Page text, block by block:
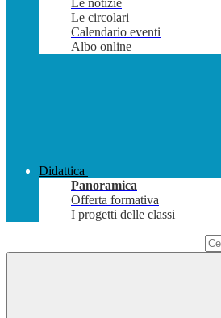
Le notizie
Le circolari
Calendario eventi
Albo online
Didattica
Panoramica
Offerta formativa
I progetti delle classi